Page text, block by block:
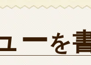
ーを